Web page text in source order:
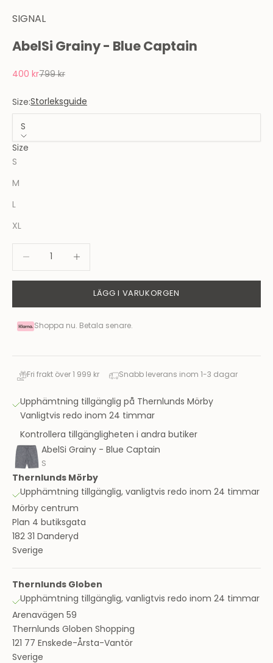
SIGNAL
AbelSi Grainy - Blue Captain
REA-pris
400 krPris
799 kr
Size:Storleksguide
S
Size
S
M
L
XL
LÄGG I VARUKORGEN
Shoppa nu. Betala senare.
Fri frakt över 1 999 kr Snabb leverans inom 1-3 dagar
Upphämtning tillgänglig på Thernlunds Mörby
Vanligtvis redo inom 24 timmar
Kontrollera tillgängligheten i andra butiker
AbelSi Grainy - Blue Captain
S
Thernlunds Mörby
Upphämtning tillgänglig, vanligtvis redo inom 24 timmar
Mörby centrum
Plan 4 butiksgata
182 31 Danderyd
Sverige
Thernlunds Globen
Upphämtning tillgänglig, vanligtvis redo inom 24 timmar
Arenavägen 59
Thernlunds Globen Shopping
121 77 Enskede-Årsta-Vantör
Sverige